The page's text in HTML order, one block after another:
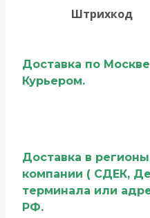
Штрихкод
Доставка по
Курьером.
Доставка в
компании ( СДЕК,
терминала или
РФ.